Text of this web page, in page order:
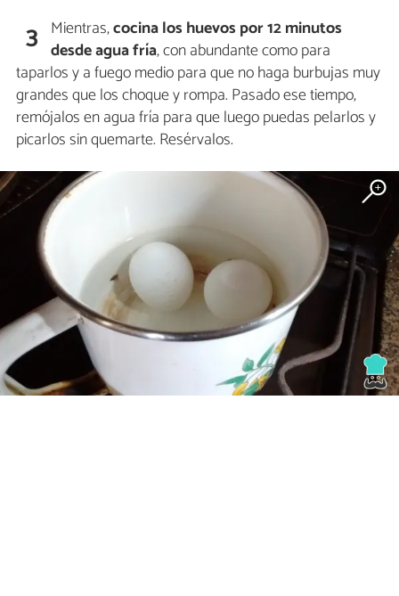
3 Mientras,cocina los huevos por 12 minutos
desde agua fría, con abundante como para
taparlos y a fuego medio para que no haga burbujas muy
grandes que los choque y rompa. Pasado ese tiempo,
remójalos en agua fría para que luego puedas pelarlos y
picarlos sin quemarte. Resérvalos.